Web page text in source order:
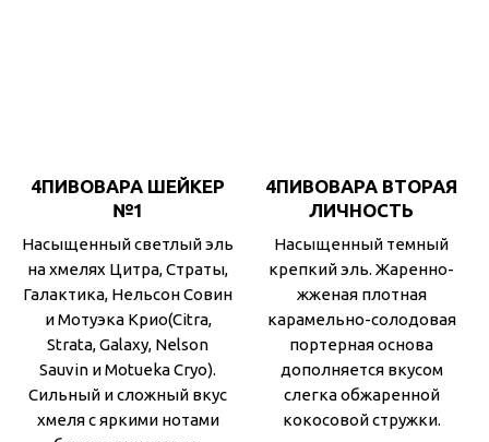
4ПИВОВАРА ШЕЙКЕР
№1
Насыщенный светлый эль
на хмелях Цитра, Страты,
Галактика, Нельсон Совин
и Мотуэка Крио(Citra,
Strata, Galaxy, Nelson
Sauvin и Motueka Cryo).
Сильный и сложный вкус
хмеля с яркими нотами
4ПИВОВАРА ВТОРАЯ
ЛИЧНОСТЬ
Насыщенный темный
крепкий эль. Жаренно-
жженая плотная
карамельно-солодовая
портерная основа
дополняется вкусом
слегка обжаренной
кокосовой стружки.